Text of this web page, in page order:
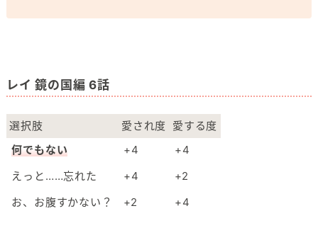
レイ 鏡の国編 6話
選択肢 愛され度 愛する度
何でもない
+4
+4
えっと……忘れた
+4
+2
お、お腹すかない？
+2 +4